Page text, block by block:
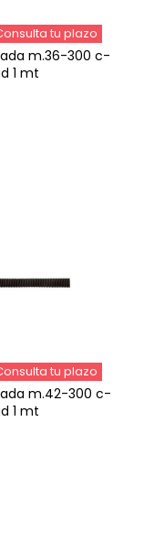
tu plazo
m.36-300 c-
1 mt
tu plazo
m.42-300 c-
1 mt